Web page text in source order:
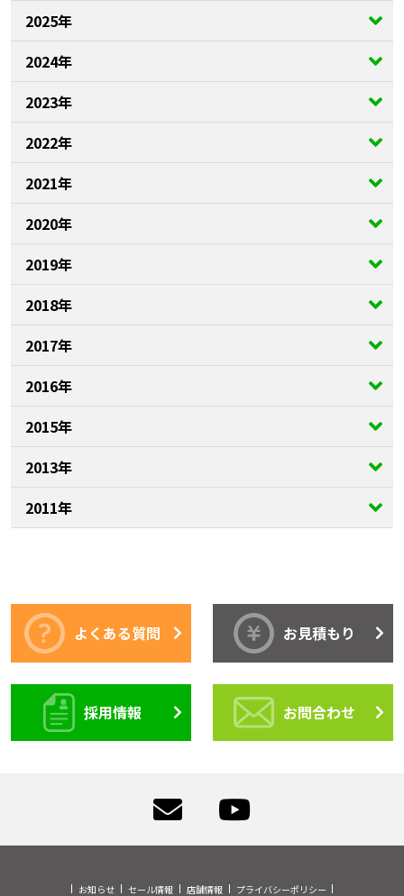
2025年
2024年
2023年
2022年
2021年
2020年
2019年
2018年
2017年
2016年
2015年
2013年
2011年
よくある質問 お見積もり
採用情報 お問合わせ
お知らせ セール情報 店舗情報 プライバシーポリシー